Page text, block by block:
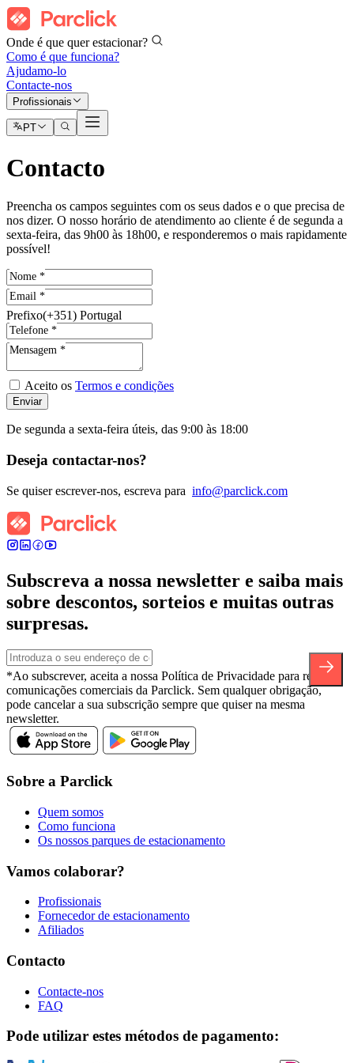
Onde é que quer estacionar?
Como é que funciona?
Ajudamo-lo
Contacte-nos
Profissionais
PT
Contacto
Preencha os campos seguintes com os seus dados e o que precisa de
nos dizer. O nosso horário de atendimento ao cliente é de segunda a
sexta-feira, das 9h00 às 18h00, e responderemos o mais rapidamente
possível!
Nome *
Email *
Prefixo(+351) Portugal
Telefone *
Mensagem *
Aceito os Termos e condições
Enviar
De segunda a sexta-feira úteis, das 9:00 às 18:00
Deseja contactar-nos?
Se quiser escrever-nos, escreva para info@parclick.com
Subscreva a nossa newsletter e saiba mais
sobre descontos, sorteios e muitas outras
surpresas.
*Ao subscrever, aceita a nossa Política de Privacidade para receber
comunicações comerciais da Parclick. Sem qualquer obrigação,
pode cancelar a sua subscrição sempre que quiser na mesma
newsletter.
Sobre a Parclick
Quem somos
Como funciona
Os nossos parques de estacionamento
Vamos colaborar?
Profissionais
Fornecedor de estacionamento
Afiliados
Contacto
Contacte-nos
FAQ
Pode utilizar estes métodos de pagamento: